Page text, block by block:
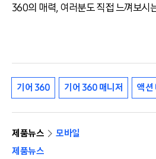
360의 매력, 여러분도 직접 느껴보시
기어 360 기어 360 매니저 액션
제품뉴스
모바일
제품뉴스